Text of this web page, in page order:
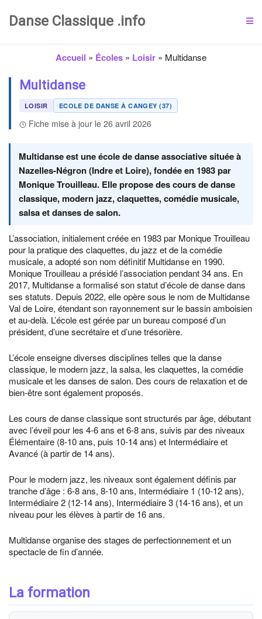
Danse Classique .info
Accueil » Écoles » Loisir » Multidanse
Multidanse
LOISIR ECOLE DE DANSE À CANGEY (37)
Fiche mise à jour le 26 avril 2026
Multidanse est une école de danse associative située à
Nazelles-Négron (Indre et Loire), fondée en 1983 par
Monique Trouilleau. Elle propose des cours de danse
classique, modern jazz, claquettes, comédie musicale,
salsa et danses de salon.
L’association, initialement créée en 1983 par Monique Trouilleau
pour la pratique des claquettes, du jazz et de la comédie
musicale, a adopté son nom définitif Multidanse en 1990.
Monique Trouilleau a présidé l’association pendant 34 ans. En
2017, Multidanse a formalisé son statut d’école de danse dans
ses statuts. Depuis 2022, elle opère sous le nom de Multidanse
Val de Loire, étendant son rayonnement sur le bassin amboisien
et au-delà. L’école est gérée par un bureau composé d’un
président, d’une secrétaire et d’une trésorière.
L’école enseigne diverses disciplines telles que la danse
classique, le modern jazz, la salsa, les claquettes, la comédie
musicale et les danses de salon. Des cours de relaxation et de
bien-être sont également proposés.
Les cours de danse classique sont structurés par âge, débutant
avec l’éveil pour les 4-6 ans et 6-8 ans, suivis par des niveaux
Élémentaire (8-10 ans, puis 10-14 ans) et Intermédiaire et
Avancé (à partir de 14 ans).
Pour le modern jazz, les niveaux sont également définis par
tranche d’âge : 6-8 ans, 8-10 ans, Intermédiaire 1 (10-12 ans),
Intermédiaire 2 (12-14 ans), Intermédiaire 3 (14-16 ans), et un
niveau pour les élèves à partir de 16 ans.
Multidanse organise des stages de perfectionnement et un
spectacle de fin d’année.
La formation